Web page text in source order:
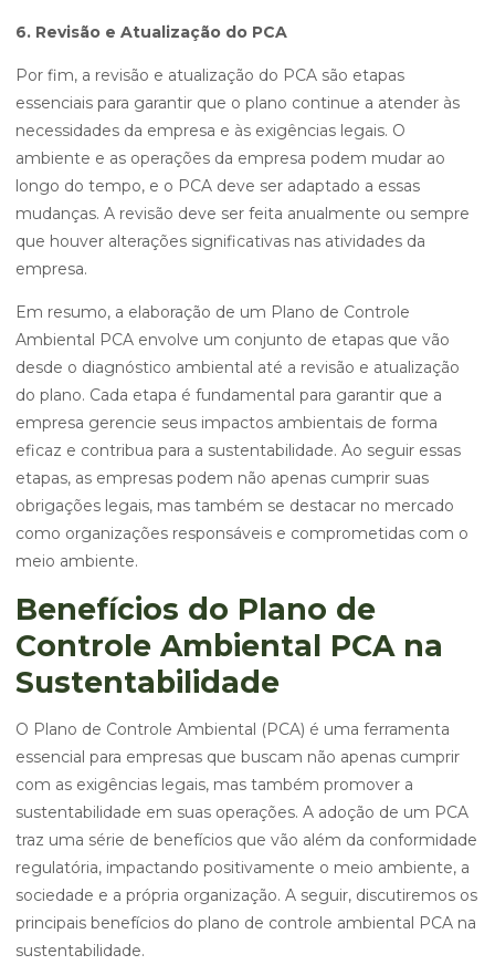
6. Revisão e Atualização do PCA
Por fim, a revisão e atualização do PCA são etapas
essenciais para garantir que o plano continue a atender às
necessidades da empresa e às exigências legais. O
ambiente e as operações da empresa podem mudar ao
longo do tempo, e o PCA deve ser adaptado a essas
mudanças. A revisão deve ser feita anualmente ou sempre
que houver alterações significativas nas atividades da
empresa.
Em resumo, a elaboração de um Plano de Controle
Ambiental PCA envolve um conjunto de etapas que vão
desde o diagnóstico ambiental até a revisão e atualização
do plano. Cada etapa é fundamental para garantir que a
empresa gerencie seus impactos ambientais de forma
eficaz e contribua para a sustentabilidade. Ao seguir essas
etapas, as empresas podem não apenas cumprir suas
obrigações legais, mas também se destacar no mercado
como organizações responsáveis e comprometidas com o
meio ambiente.
Benefícios do Plano de
Controle Ambiental PCA na
Sustentabilidade
O Plano de Controle Ambiental (PCA) é uma ferramenta
essencial para empresas que buscam não apenas cumprir
com as exigências legais, mas também promover a
sustentabilidade em suas operações. A adoção de um PCA
traz uma série de benefícios que vão além da conformidade
regulatória, impactando positivamente o meio ambiente, a
sociedade e a própria organização. A seguir, discutiremos os
principais benefícios do plano de controle ambiental PCA na
sustentabilidade.